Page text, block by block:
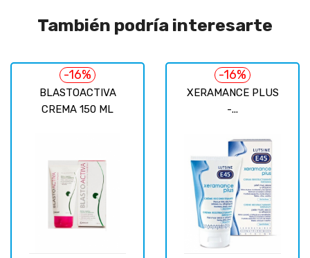
También podría interesarte
BLASTOACTIVA
CREMA 150 ML
-16%
XERAMANCE PLUS
-...
-16%